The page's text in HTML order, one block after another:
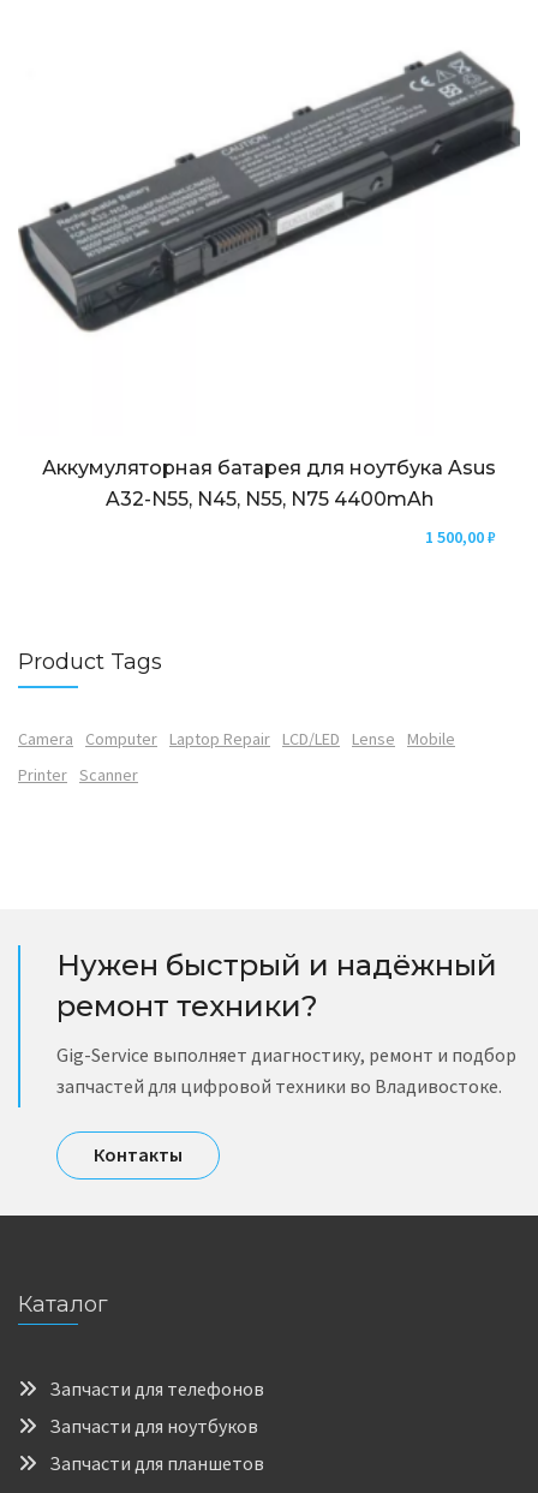
Аккумуляторная батарея для ноутбука Asus
A32-N55, N45, N55, N75 4400mAh
1 500,00₽
Product Tags
Camera Computer Laptop Repair LCD/LED Lense
Mobile
Printer Scanner
Нужен быстрый и надёжный
ремонт техники?
Gig-Service выполняет диагностику, ремонт и подбор
запчастей для цифровой техники во Владивостоке.
Контакты
Каталог
Запчасти для телефонов
Запчасти для ноутбуков
Запчасти для планшетов